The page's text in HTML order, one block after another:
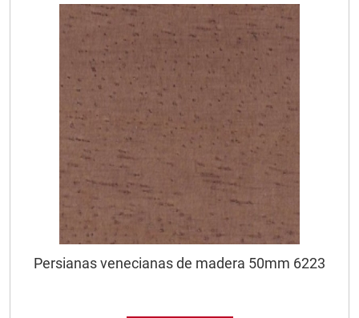
Persianas venecianas de madera 50mm 6223